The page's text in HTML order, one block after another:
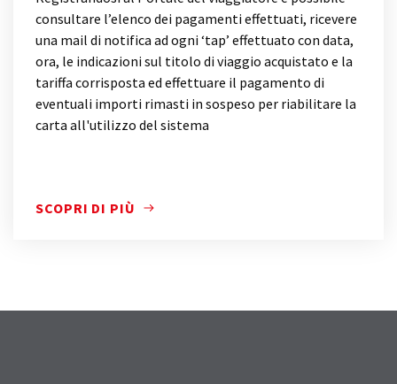
consultare l’elenco dei pagamenti effettuati, ricevere
una mail di notifica ad ogni ‘tap’ effettuato con data,
ora, le indicazioni sul titolo di viaggio acquistato e la
tariffa corrisposta ed effettuare il pagamento di
eventuali importi rimasti in sospeso per riabilitare la
carta all'utilizzo del sistema
SCOPRI DI PIÙ
SCOPRI DI PIÙ